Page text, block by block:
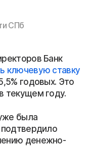
СПб
Банк
ключевую ставку
годовых. Это
текущем году.
была
подтвердило
денежно-